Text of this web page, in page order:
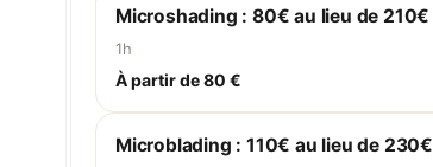
Microshading : 80€ au lieu de 210€
1h
À partir de 80 €
Microblading : 110€ au lieu de 230€